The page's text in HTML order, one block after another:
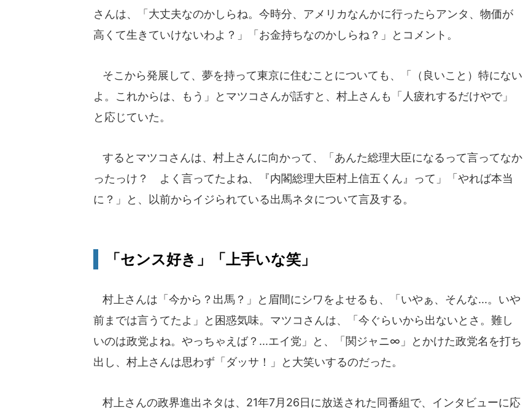
さんは、「大丈夫なのかしらね。今時分、アメリカなんかに行ったらアンタ、物価が
高くて生きていけないわよ？」「お金持ちなのかしらね？」とコメント。
そこから発展して、夢を持って東京に住むことについても、「（良いこと）特にない
よ。これからは、もう」とマツコさんが話すと、村上さんも「人疲れするだけやで」
と応じていた。
するとマツコさんは、村上さんに向かって、「あんた総理大臣になるって言ってなか
ったっけ？ よく言ってたよね、『内閣総理大臣村上信五くん』って」「やれば本当
に？」と、以前からイジられている出馬ネタについて言及する。
「センス好き」「上手いな笑」
村上さんは「今から？出馬？」と眉間にシワをよせるも、「いやぁ、そんな...。いや
前までは言うてたよ」と困惑気味。マツコさんは、「今ぐらいから出ないとさ。難し
いのは政党よね。やっちゃえば？...エイ党」と、「関ジャニ∞」とかけた政党名を打ち
出し、村上さんは思わず「ダッサ！」と大笑いするのだった。
村上さんの政界進出ネタは、21年7月26日に放送された同番組で、インタビューに応